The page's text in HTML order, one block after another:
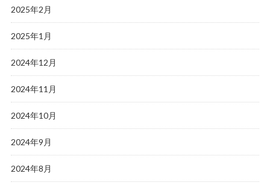
2025年2月
2025年1月
2024年12月
2024年11月
2024年10月
2024年9月
2024年8月